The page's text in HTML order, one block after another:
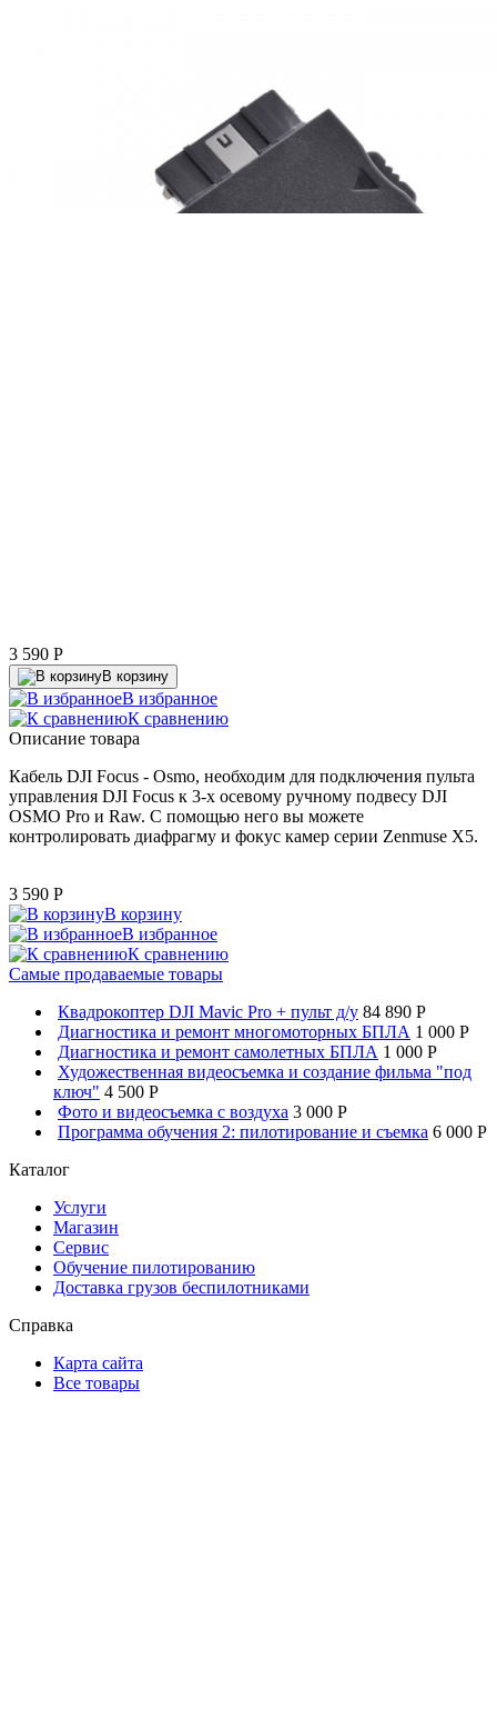
3 590 P
В корзину
В избранное
К сравнению
Описание товара
Кабель DJI Focus - Osmo, необходим для подключения пульта
управления DJI Focus к 3-х осевому ручному подвесу DJI
OSMO Pro и Raw. С помощью него вы можете
контролировать диафрагму и фокус камер серии Zenmuse X5.
3 590 P
В корзину
В избранное
К сравнению
Самые продаваемые товары
Квадрокоптер DJI Mavic Pro + пульт д/у 84 890 P
Диагностика и ремонт многомоторных БПЛА 1 000 P
Диагностика и ремонт самолетных БПЛА 1 000 P
Художественная видеосъемка и создание фильма "под
ключ" 4 500 P
Фото и видеосъемка с воздуха 3 000 P
Программа обучения 2: пилотирование и съемка 6 000 P
Каталог
Услуги
Магазин
Сервис
Обучение пилотированию
Доставка грузов беспилотниками
Справка
Карта сайта
Все товары